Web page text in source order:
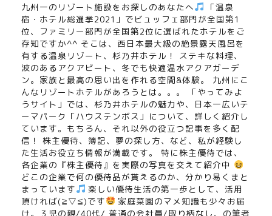
九州一のリゾート施設をお探しのあなたへ
「温泉
宿・ホテル総選挙2021」でビュッフェ部門が全国第1
位、ファミリー部門が全国第2位に選ばれたホテルをご
存知ですか^^ そこは、西日本最大級の絶景露天風呂を
有する温泉リゾート、杉乃井ホテル！ ステキな料理、
波のあるアクアビート、冬でも快適温水アクアガーデ
ン。家族と最高の思い出を作れる空間&体験。 九州にこ
んなリゾートホテルがあろうとは。。。 「やってみよ
うサイト」では、杉乃井ホテルの魅力や、日本一広いテ
ーマパーク「ハウステンボス」について、詳しく紹介し
ています。もちろん、それ以外の役立つ記事を多く配
信！ 株主優待、簿記、夢の探し方、など、私が経験し
た生活お役立ち情報が満載です。 特に株主優待では、
各企業の『株主優待』を実際の写真を交えて紹介中
どこの企業で何の優待品が貰えるのか、分かり易くまと
まっています
楽しい優待生活の第一歩として、活用
頂ければ(≧▽≦)です
家庭菜園のマメ知識も少々お届
け。３児の親/40代/ 普通の会社員/取り柄なし、の筆者